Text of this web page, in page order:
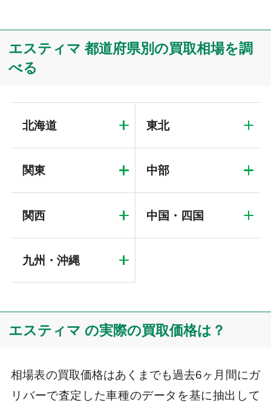
エスティマ 都道府県別の買取相場を調
べる
北海道 東北
関東 中部
関西 中国・四国
九州・沖縄
エスティマ の実際の買取価格は？
相場表の買取価格はあくまでも過去6ヶ月間にガ
リバーで査定した車種のデータを基に抽出して